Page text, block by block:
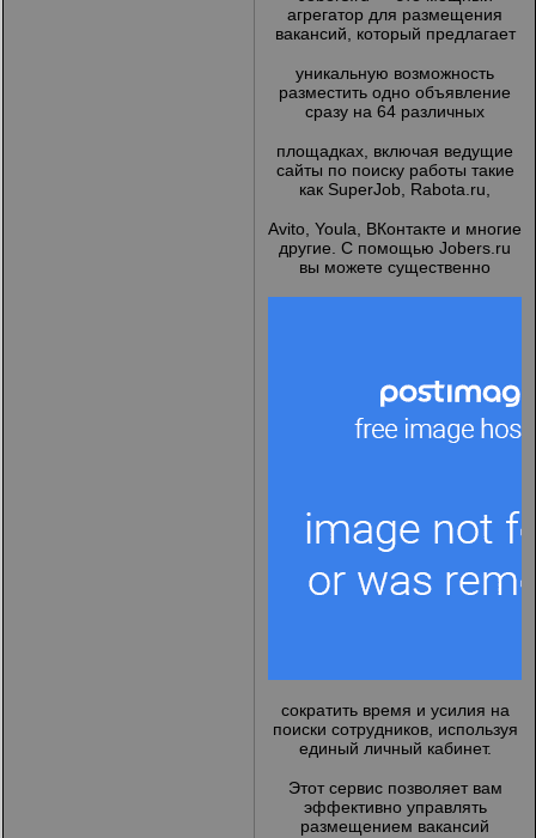
агрегатор для размещения
вакансий, который предлагает
уникальную возможность
разместить одно объявление
сразу на 64 различных
площадках, включая ведущие
сайты по поиску работы такие
как SuperJob, Rabota.ru,
Avito, Youla, ВКонтакте и многие
другие. С помощью Jobers.ru
вы можете существенно
сократить время и усилия на
поиски сотрудников, используя
единый личный кабинет.
Этот сервис позволяет вам
эффективно управлять
размещением вакансий